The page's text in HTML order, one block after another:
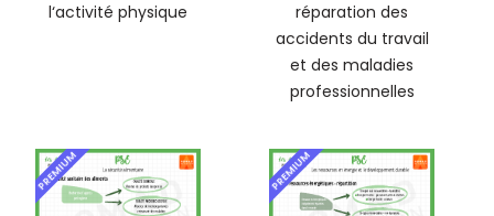
l‘activité physique
réparation des
accidents du travail
et des maladies
professionnelles
PREMIUM PREMIUM